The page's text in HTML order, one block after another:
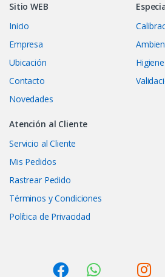
Sitio WEB
Inicio
Empresa
Ubicación
Contacto
Novedades
Atención al Cliente
Servicio al Cliente
Mis Pedidos
Rastrear Pedido
Términos y Condiciones
Política de Privacidad